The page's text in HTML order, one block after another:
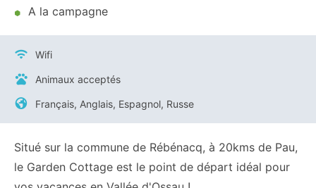
A la campagne
Wifi
Animaux acceptés
Français, Anglais, Espagnol, Russe
Situé sur la commune de Rébénacq, à 20kms de Pau,
le Garden Cottage est le point de départ idéal pour